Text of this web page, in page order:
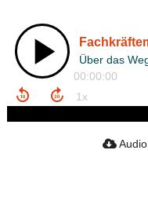
00:00:00
Audio